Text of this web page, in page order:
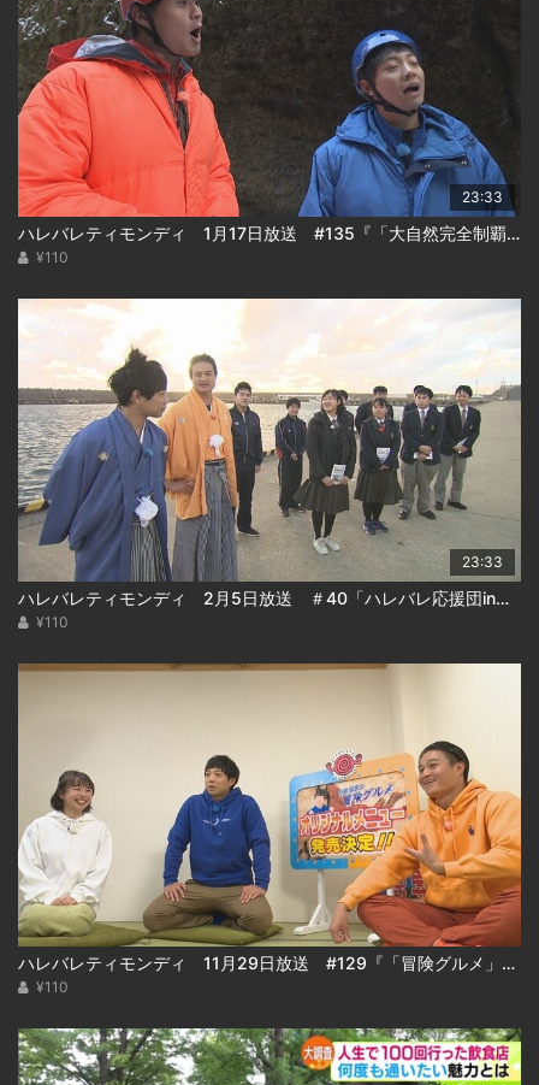
23:33
ハレバレティモンディ 1月17日放送 #135『「大自然完全制覇」支笏湖編(後編)』
¥110
23:33
ハレバレティモンディ 2月5日放送 ＃40「ハレバレ応援団in松前(後)」
¥110
ハレバレティモンディ 11月29日放送 #129『「冒険グルメ」秋の大収穫祭＆重大発表！』
¥110